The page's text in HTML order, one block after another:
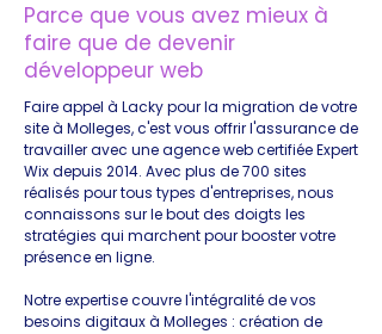
Parce que vous avez mieux à
faire que de devenir
développeur web
Faire appel à Lacky pour la migration de votre
site à Molleges, c'est vous offrir l'assurance de
travailler avec une agence web certifiée Expert
Wix depuis 2014. Avec plus de 700 sites
réalisés pour tous types d'entreprises, nous
connaissons sur le bout des doigts les
stratégies qui marchent pour booster votre
présence en ligne.
Notre expertise couvre l'intégralité de vos
besoins digitaux à Molleges : création de